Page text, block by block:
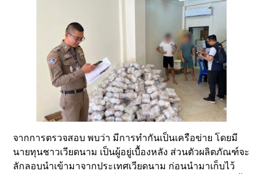
จากการตรวจสอบ พบว่า มีการทำกันเป็นเครือข่าย โดยมี
นายทุนชาวเวียดนาม เป็นผู้อยู่เบื้องหลัง ส่วนตัวผลิตภัณฑ์จะ
ลักลอบนำเข้ามาจากประเทศเวียดนาม ก่อนนำมาเก็บไว้